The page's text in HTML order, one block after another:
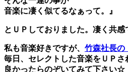
音楽に凄く似てるなぁって。』
とＵＰしておりました。凄く共感
私も音楽好きですが、 竹森社長の
毎日、セレクトした音楽をＵＰさ
良かったらのぞいてみて下さい☆